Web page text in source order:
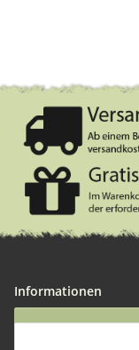
Informationen